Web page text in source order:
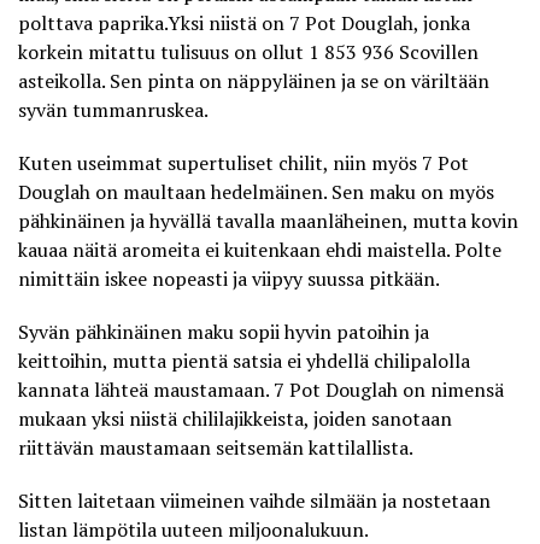
polttava paprika.Yksi niistä on 7 Pot Douglah, jonka
korkein mitattu tulisuus on ollut 1 853 936 Scovillen
asteikolla. Sen pinta on näppyläinen ja se on väriltään
syvän tummanruskea.
Kuten useimmat supertuliset chilit, niin myös 7 Pot
Douglah on maultaan hedelmäinen. Sen maku on myös
pähkinäinen ja hyvällä tavalla maanläheinen, mutta kovin
kauaa näitä aromeita ei kuitenkaan ehdi maistella. Polte
nimittäin iskee nopeasti ja viipyy suussa pitkään.
Syvän pähkinäinen maku sopii hyvin patoihin ja
keittoihin, mutta pientä satsia ei yhdellä chilipalolla
kannata lähteä maustamaan. 7 Pot Douglah on nimensä
mukaan yksi niistä chililajikkeista, joiden sanotaan
riittävän maustamaan seitsemän kattilallista.
Sitten laitetaan viimeinen vaihde silmään ja nostetaan
listan lämpötila uuteen miljoonalukuun.